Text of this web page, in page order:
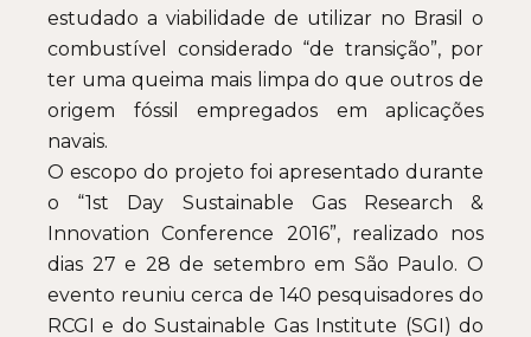
estudado a viabilidade de utilizar no Brasil o
combustível considerado “de transição”, por
ter uma queima mais limpa do que outros de
origem fóssil empregados em aplicações
navais.
O escopo do projeto foi apresentado durante
o “1st Day Sustainable Gas Research &
Innovation Conference 2016”, realizado nos
dias 27 e 28 de setembro em São Paulo. O
evento reuniu cerca de 140 pesquisadores do
RCGI e do Sustainable Gas Institute (SGI) do